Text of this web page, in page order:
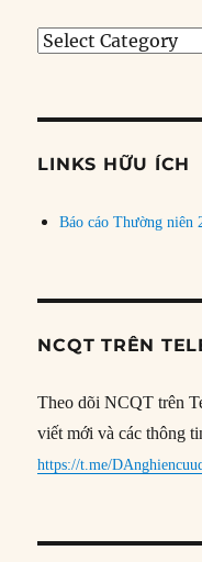
Tìm
đề
LINKS HỮU ÍCH
Báo cáo Thường niên
NCQT TRÊN
Theo dõi NCQT trên
viết mới và các thông
https://t.me/